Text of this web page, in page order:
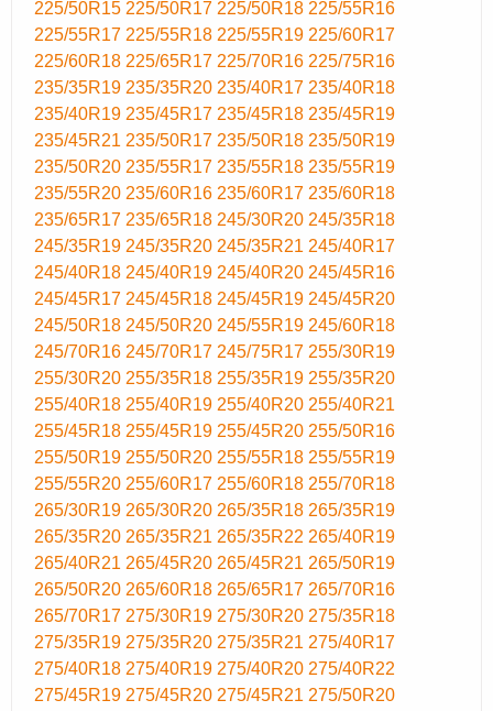
225/50R15 225/50R17 225/50R18 225/55R16
225/55R17 225/55R18 225/55R19 225/60R17
225/60R18 225/65R17 225/70R16 225/75R16
235/35R19 235/35R20 235/40R17 235/40R18
235/40R19 235/45R17 235/45R18 235/45R19
235/45R21 235/50R17 235/50R18 235/50R19
235/50R20 235/55R17 235/55R18 235/55R19
235/55R20 235/60R16 235/60R17 235/60R18
235/65R17 235/65R18 245/30R20 245/35R18
245/35R19 245/35R20 245/35R21 245/40R17
245/40R18 245/40R19 245/40R20 245/45R16
245/45R17 245/45R18 245/45R19 245/45R20
245/50R18 245/50R20 245/55R19 245/60R18
245/70R16 245/70R17 245/75R17 255/30R19
255/30R20 255/35R18 255/35R19 255/35R20
255/40R18 255/40R19 255/40R20 255/40R21
255/45R18 255/45R19 255/45R20 255/50R16
255/50R19 255/50R20 255/55R18 255/55R19
255/55R20 255/60R17 255/60R18 255/70R18
265/30R19 265/30R20 265/35R18 265/35R19
265/35R20 265/35R21 265/35R22 265/40R19
265/40R21 265/45R20 265/45R21 265/50R19
265/50R20 265/60R18 265/65R17 265/70R16
265/70R17 275/30R19 275/30R20 275/35R18
275/35R19 275/35R20 275/35R21 275/40R17
275/40R18 275/40R19 275/40R20 275/40R22
275/45R19 275/45R20 275/45R21 275/50R20